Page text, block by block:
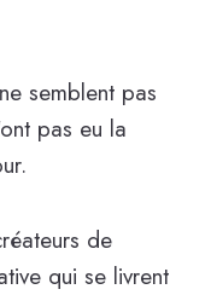
semblent pas
pas eu la
de
qui se livrent